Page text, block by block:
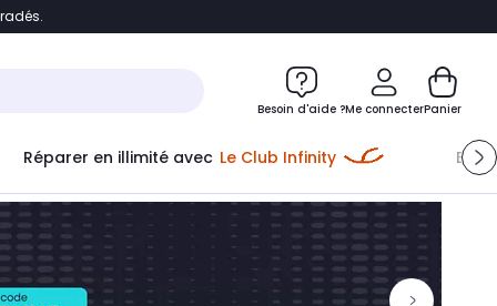
Besoin d'aide ?Me connecterPanier
Réparer en illimité avec Le Club Infinity